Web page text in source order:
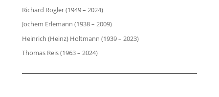
Richard Rogler (1949 – 2024)
Jochem Erlemann (1938 – 2009)
Heinrich (Heinz) Holtmann (1939 – 2023)
Thomas Reis (1963 – 2024)